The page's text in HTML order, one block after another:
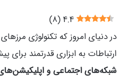
4.4
(
8
)
در دنیای امروز که تکنولوژی
ارتباطات به ابزاری قدرتمند برای
شبکه‌های اجتماعی و